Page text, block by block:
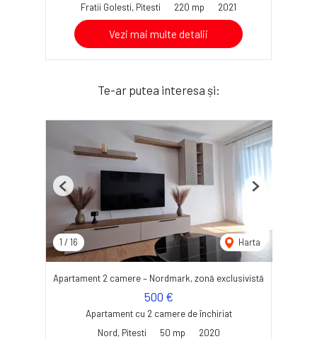
Fratii Golesti, Pitesti
220 mp 2021
Vezi mai multe detalii
Te-ar putea interesa și:
1 / 16 Harta
Previous Next
Apartament 2 camere – Nordmark, zonă exclusivistă
500 €
Apartament cu 2 camere de închiriat
Nord, Pitesti
50 mp 2020